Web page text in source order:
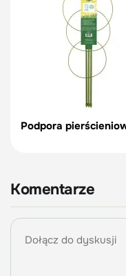
Podpora
Komentarze